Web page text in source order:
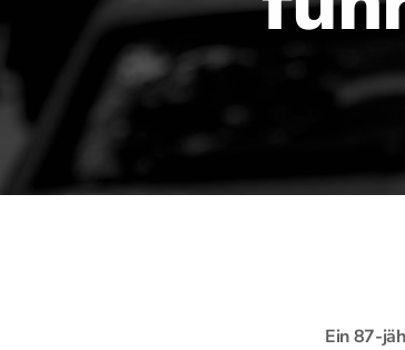
Ein 87-